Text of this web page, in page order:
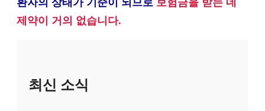
제약이 거의 없습니다.
최신 소식